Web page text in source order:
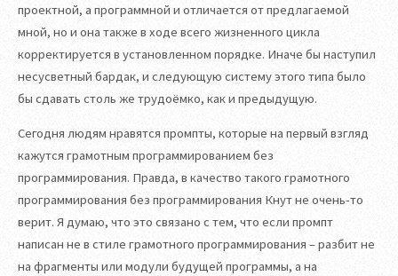
проектной, а программной и отличается от предлагаемой
мной, но и она также в ходе всего жизненного цикла
корректируется в установленном порядке. Иначе бы наступил
несусветный бардак, и следующую систему этого типа было
бы сдавать столь же трудоёмко, как и предыдущую.
Сегодня людям нравятся промпты, которые на первый взгляд
кажутся грамотным программированием без
программирования. Правда, в качество такого грамотного
программирования без программирования Кнут не очень-то
верит. Я думаю, что это связано с тем, что если промпт
написан не в стиле грамотного программирования – разбит не
на фрагменты или модули будущей программы, а на